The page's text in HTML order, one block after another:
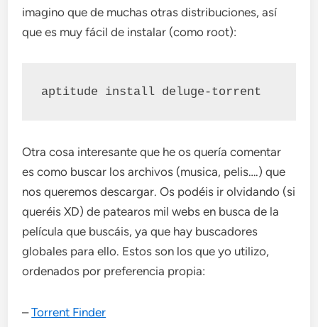
imagino que de muchas otras distribuciones, así
que es muy fácil de instalar (como root):
aptitude install deluge-torrent
Otra cosa interesante que he os quería comentar
es como buscar los archivos (musica, pelis….) que
nos queremos descargar. Os podéis ir olvidando (si
queréis XD) de patearos mil webs en busca de la
película que buscáis, ya que hay buscadores
globales para ello. Estos son los que yo utilizo,
ordenados por preferencia propia:
–Torrent Finder